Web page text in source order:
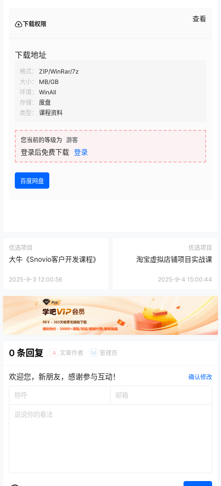
下载权限
查看
下载地址
格式：
ZIP/WinRar/7z
大小：
MB/GB
环境：
WinAll
存储：
度盘
类型：
课程资料
您当前的等级为 游客
登录后免费下载 登录
百度网盘
优选项目
大牛《Snovio客户开发课程》
2025-9-3 12:00:56
优选项目
淘宝虚拟店铺项目实战课
2025-9-4 15:00:44
0 条回复 A 文章作者 M 管理员
欢迎您，新朋友，感谢参与互动！ 确认修改